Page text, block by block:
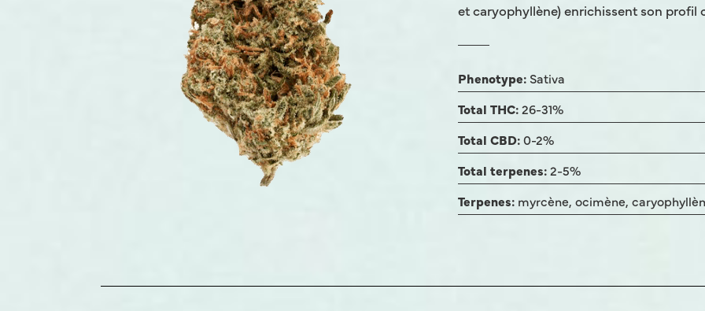
et caryophyllène) enrichissent son profil
Phenotype: Sativa
Total THC:26-31%
Total CBD:0-2%
Total terpenes:2-5%
Terpenes: myrcène, ocimène,